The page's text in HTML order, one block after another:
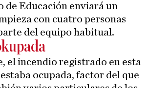
de Educación enviará un
con cuatro personas
del equipo habitual.
el incendio registrado en esta
ocupada, factor del que